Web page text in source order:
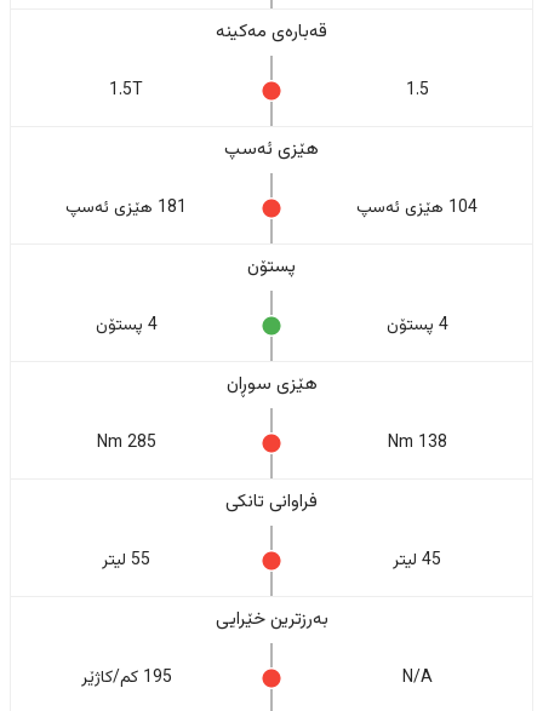
قەبارەی مەکینە
1.5
1.5T
هێزی ئەسپ
104 هێزی ئەسپ 181 هێزی ئەسپ
پستۆن
4 پستۆن 4 پستۆن
هێزی سوڕان
138 Nm
285 Nm
فراوانی تانکی
45 لیتر 55 لیتر
بەرزترین خێرایی
N/A 195 کم/کاژێر